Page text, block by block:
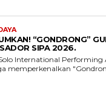
“GONDRONG”
SIPA 2026.
International Performing
memperkenalkan